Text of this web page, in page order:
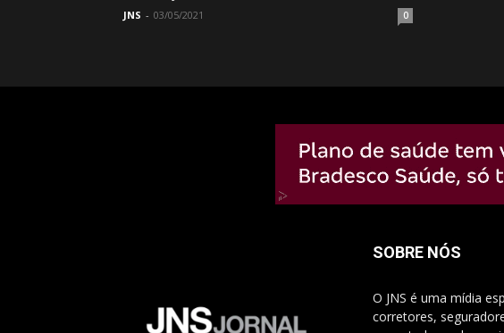
JNS - 03/05/2021 0
SOBRE NÓS
O JNS é uma mídia
corretores,